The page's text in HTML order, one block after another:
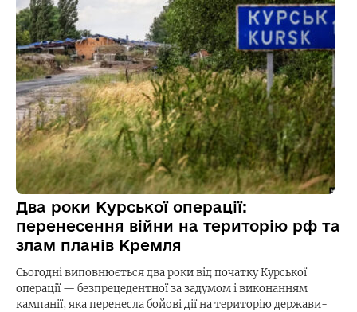
Два роки Курської операції:
перенесення війни на територію рф та
злам планів Кремля
Сьогодні виповнюється два роки від початку Курської
операції — безпрецедентної за задумом і виконанням
кампанії, яка перенесла бойові дії на територію держави-